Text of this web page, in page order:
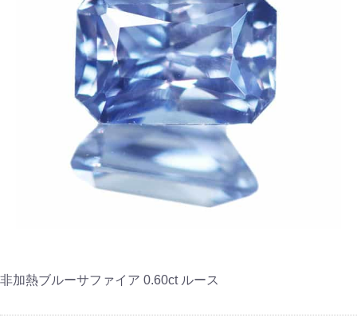
非加熱ブルーサファイア 0.60ct ルース